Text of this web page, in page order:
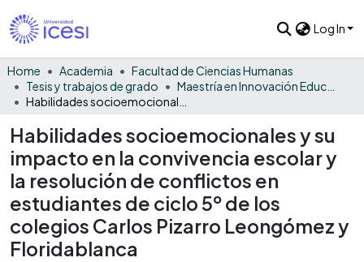
Log In
Home Academia
Facultad de Ciencias Humanas
Tesis y trabajos de grado
Habilidades socioemocionales y su
impacto en la convivencia escolar y
la resolución de conflictos en
estudiantes de ciclo 5º de los
colegios Carlos Pizarro Leongómez y
Floridablanca